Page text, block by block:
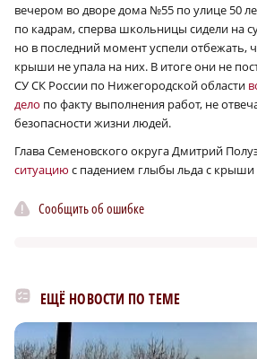
вечером во дворе дома №55 по улице 50
по кадрам, сперва школьницы сидели на
но в последний момент успели отбежать,
крыши не упала на них. В итоге они не
СУ СК России по Нижегородской области
дело по факту выполнения работ, не
безопасности жизни людей.
Глава Семеновского округа Дмитрий
ситуацию с падением глыбы льда с
Сообщить об ошибке
ЕЩЁ НОВОСТИ ПО ТЕМЕ